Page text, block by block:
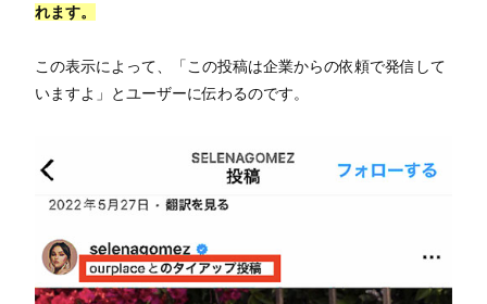
れます。
この表示によって、「この投稿は企業からの依頼で発信して
いますよ」とユーザーに伝わるのです。